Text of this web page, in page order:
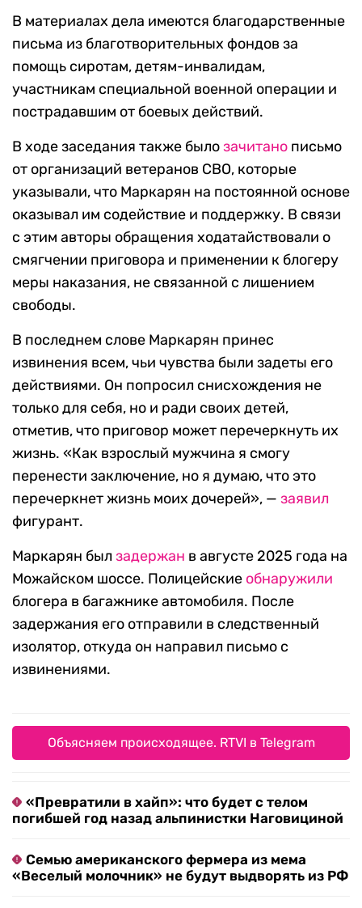
В материалах дела имеются благодарственные
письма из благотворительных фондов за
помощь сиротам, детям-инвалидам,
участникам специальной военной операции и
пострадавшим от боевых действий.
В ходе заседания также былозачитано письмо
от организаций ветеранов СВО, которые
указывали, что Маркарян на постоянной основе
оказывал им содействие и поддержку. В связи
с этим авторы обращения ходатайствовали о
смягчении приговора и применении к блогеру
меры наказания, не связанной с лишением
свободы.
В последнем слове Маркарян принес
извинения всем, чьи чувства были задеты его
действиями. Он попросил снисхождения не
только для себя, но и ради своих детей,
отметив, что приговор может перечеркнуть их
жизнь. «Как взрослый мужчина я смогу
перенести заключение, но я думаю, что это
перечеркнет жизнь моих дочерей», — заявил
фигурант.
Маркарян был задержан в августе 2025 года на
Можайском шоссе. Полицейские обнаружили
блогера в багажнике автомобиля. После
задержания его отправили в следственный
изолятор, откуда он направил письмо с
извинениями.
Объясняем происходящее. RTVI в Telegram
«Превратили в хайп»: что будет с телом
погибшей год назад альпинистки Наговициной
Семью американского фермера из мема
«Веселый молочник» не будут выдворять из РФ